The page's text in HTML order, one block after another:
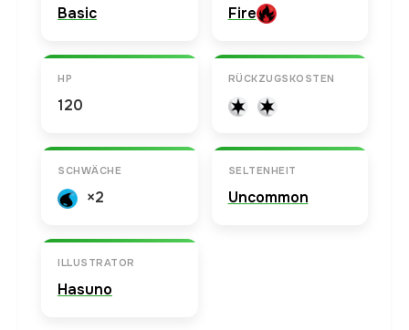
Basic Fire
HP
120
RÜCKZUGSKOSTEN
SCHWÄCHE
×2
SELTENHEIT
Uncommon
ILLUSTRATOR
Hasuno